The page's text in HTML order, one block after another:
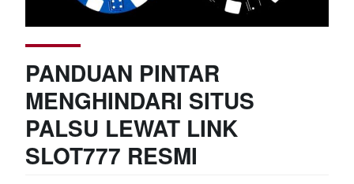
PANDUAN PINTAR
MENGHINDARI SITUS
PALSU LEWAT LINK
SLOT777 RESMI